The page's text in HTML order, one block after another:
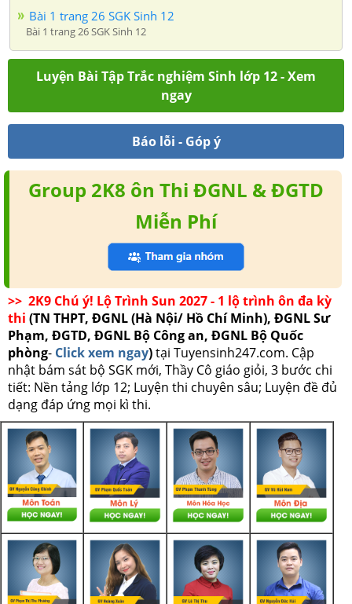
Bài 1 trang 26 SGK Sinh 12
Bài 1 trang 26 SGK Sinh 12
Luyện Bài Tập Trắc nghiệm Sinh lớp 12 - Xem
ngay
Báo lỗi - Góp ý
Group 2K8 ôn Thi ĐGNL & ĐGTD
Miễn Phí
>> 2K9 Chú ý! Lộ Trình Sun 2027 - 1 lộ trình ôn đa kỳ
thi (TN THPT, ĐGNL (Hà Nội/ Hồ Chí Minh), ĐGNL Sư
Phạm, ĐGTD, ĐGNL Bộ Công an, ĐGNL Bộ Quốc
phòng- Click xem ngay)tại Tuyensinh247.com. Cập
nhật bám sát bộ SGK mới, Thầy Cô giáo giỏi, 3 bước chi
tiết: Nền tảng lớp 12; Luyện thi chuyên sâu; Luyện đề đủ
dạng đáp ứng mọi kì thi.